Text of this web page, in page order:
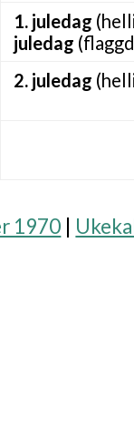
1. juledag
juledag
2. juledag
1970